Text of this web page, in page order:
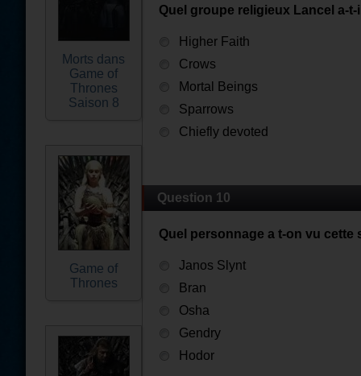
Morts dans
Game of
Thrones
Saison 8
Game of
Thrones
Quel groupe religieux Lancel a-t-
Higher Faith
Crows
Mortal Beings
Sparrows
Chiefly devoted
Question 10
Quel personnage a t-on vu cette
Janos Slynt
Bran
Osha
Gendry
Hodor